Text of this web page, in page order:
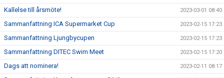
Kallelse till årsmöte! 2023-03-01 08:40
Sammanfattning ICA Supermarket Cup 2023-02-15 17:23
Sammanfattning Ljungbycupen 2023-02-15 17:23
Sammanfattning DITEC Swim Meet 2023-02-15 17:20
Dags att nominera! 2023-02-11 08:17